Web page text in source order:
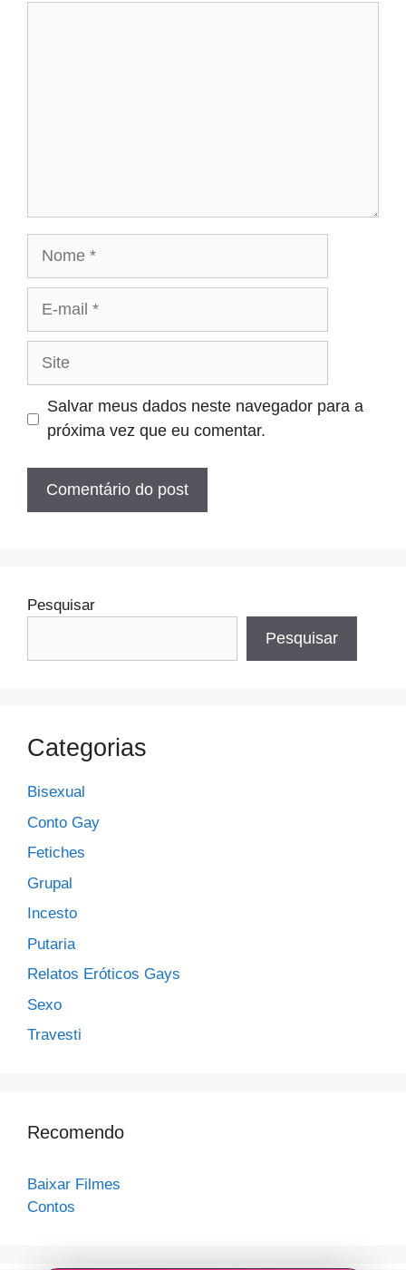
Site
Salvar meus dados neste navegador para a
próxima vez que eu comentar.
Pesquisar
Pesquisar
Categorias
Bisexual
Conto Gay
Fetiches
Grupal
Incesto
Putaria
Relatos Eróticos Gays
Sexo
Travesti
Recomendo
Baixar Filmes
Contos